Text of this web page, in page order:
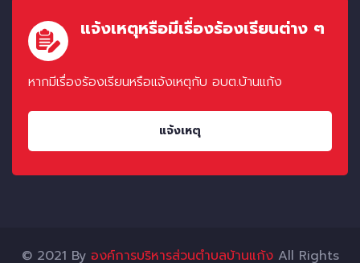
แจ้งเหตุหรือมีเรื่องร้องเรียนต่าง ๆ
หากมีเรื่องร้องเรียนหรือแจ้งเหตุกับ อบต.บ้านแก้ง
แจ้งเหตุ
© 2021 By องค์การบริหารส่วนตำบลบ้านแก้งAll Rights